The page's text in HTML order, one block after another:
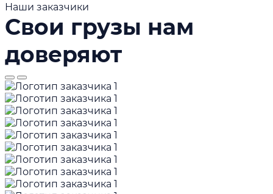
Наши заказчики
Свои грузы нам
доверяют